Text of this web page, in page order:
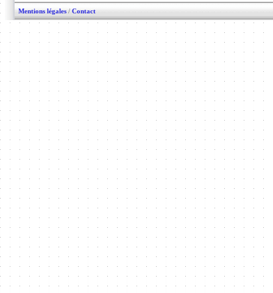
Mentions légales / Contact